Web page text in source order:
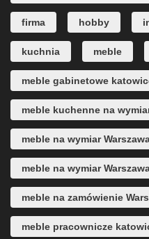
firma hobby
kuchnia meble
meble gabinetowe
meble kuchenne na
meble na wymiar
meble na wymiar
meble na zamówienie
meble pracownicze